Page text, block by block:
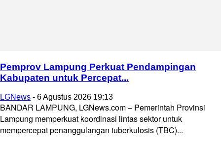
Pemprov Lampung Perkuat Pendampingan
Kabupaten untuk Percepat...
LGNews - 6 Agustus 2026 19:13
BANDAR LAMPUNG, LGNews.com – Pemerintah Provinsi
Lampung memperkuat koordinasi lintas sektor untuk
mempercepat penanggulangan tuberkulosis (TBC)...